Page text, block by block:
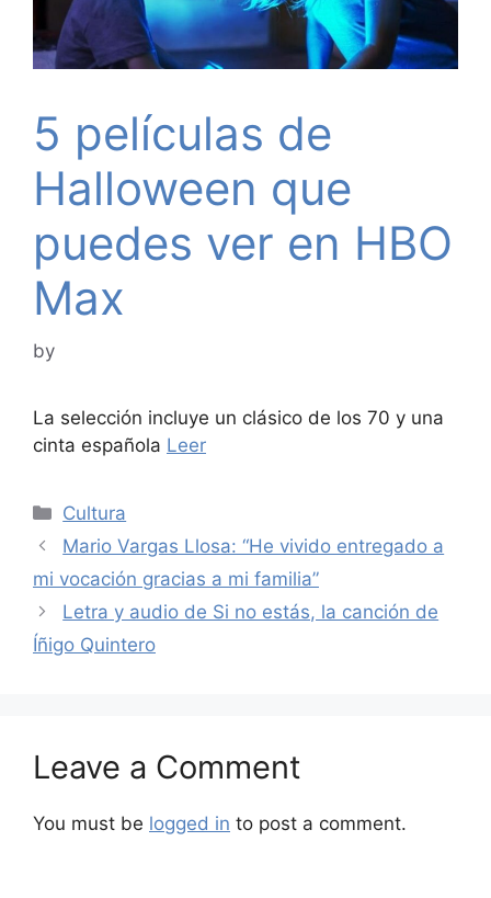
5 películas de
Halloween que
puedes ver en HBO
Max
by
La selección incluye un clásico de los 70 y una
cinta española Leer
Categories
Cultura
Mario Vargas Llosa: “He vivido entregado a
mi vocación gracias a mi familia”
Letra y audio de Si no estás, la canción de
Íñigo Quintero
Leave a Comment
You must be logged in to post a comment.